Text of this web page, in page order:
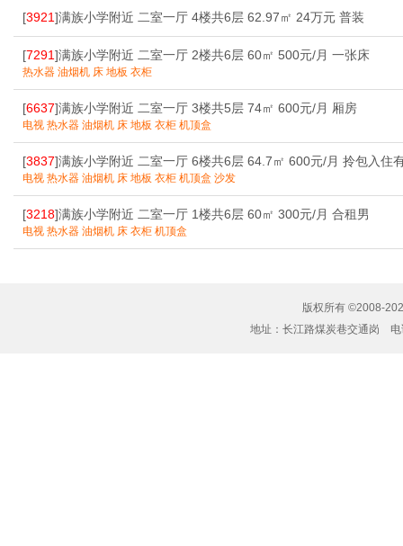
[3921]满族小学附近 二室一厅 4楼共6层 62.97㎡ 24万元 普装
[7291]满族小学附近 二室一厅 2楼共6层 60㎡ 500元/月 一张床
热水器 油烟机 床 地板 衣柜
[6637]满族小学附近 二室一厅 3楼共5层 74㎡ 600元/月 厢房
电视 热水器 油烟机 床 地板 衣柜 机顶盒
[3837]满族小学附近 二室一厅 6楼共6层 64.7㎡ 600元/月 拎包入住
电视 热水器 油烟机 床 地板 衣柜 机顶盒 沙发
[3218]满族小学附近 二室一厅 1楼共6层 60㎡ 300元/月 合租男
电视 热水器 油烟机 床 衣柜 机顶盒
版权所有 ©2008-
地址：长江路煤炭巷交通岗